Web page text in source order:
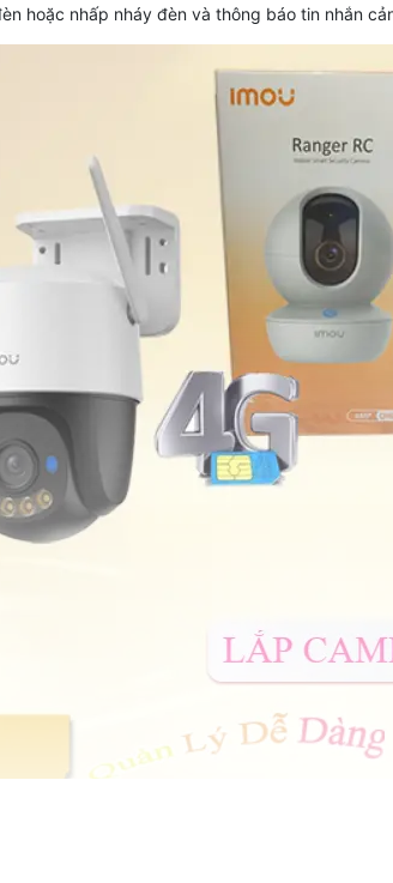
hoặc nhấp nháy đèn và thông báo tin nhắn